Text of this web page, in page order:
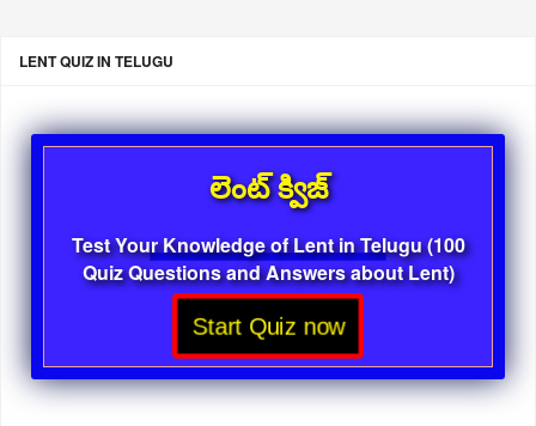
LENT QUIZ IN TELUGU
లెంట్ క్విజ్
Test Your Knowledge of Lent in Telugu (100
Quiz Questions and Answers about Lent)
Start Quiz now